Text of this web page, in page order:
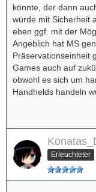
könnte, der dann
würde mit Sicherheit
eben ggf. mit der
Angeblich hat MS
Präservationseinheit
Games auch auf
obwohl es sich um
Handhelds handeln
Erleuchteter